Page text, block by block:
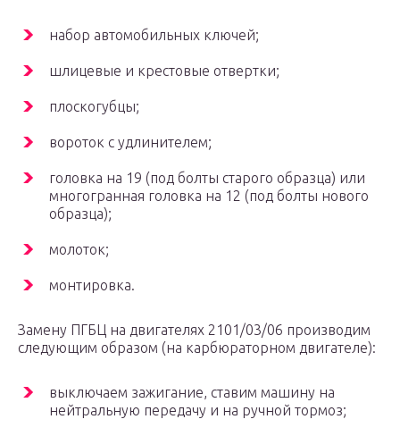
набор автомобильных ключей;
шлицевые и крестовые отвертки;
плоскогубцы;
вороток с удлинителем;
головка на 19 (под болты старого образца) или
многогранная головка на 12 (под болты нового
образца);
молоток;
монтировка.
Замену ПГБЦ на двигателях 2101/03/06 производим
следующим образом (на карбюраторном двигателе):
выключаем зажигание, ставим машину на
нейтральную передачу и на ручной тормоз;